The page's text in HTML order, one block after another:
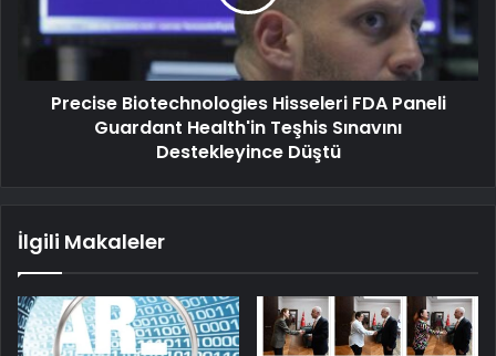
Precise Biotechnologies Hisseleri FDA Paneli
Guardant Health'in Teşhis Sınavını
Destekleyince Düştü
İlgili Makaleler